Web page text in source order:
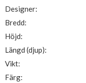
Designer:
Bredd:
Höjd:
Längd (djup):
Vikt:
Färg: